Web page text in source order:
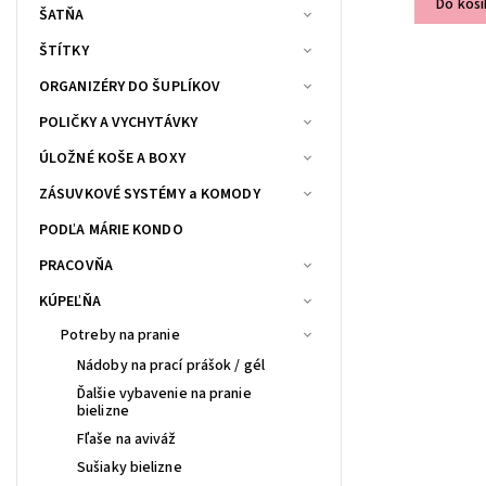
ŠATŇA
ŠTÍTKY
ORGANIZÉRY DO ŠUPLÍKOV
POLIČKY A VYCHYTÁVKY
ÚLOŽNÉ KOŠE A BOXY
ZÁSUVKOVÉ SYSTÉMY a KOMODY
PODĽA MÁRIE KONDO
PRACOVŇA
KÚPEĽŇA
Potreby na pranie
Nádoby na prací prášok / gél
Ďalšie vybavenie na pranie
bielizne
Fľaše na aviváž
Sušiaky bielizne